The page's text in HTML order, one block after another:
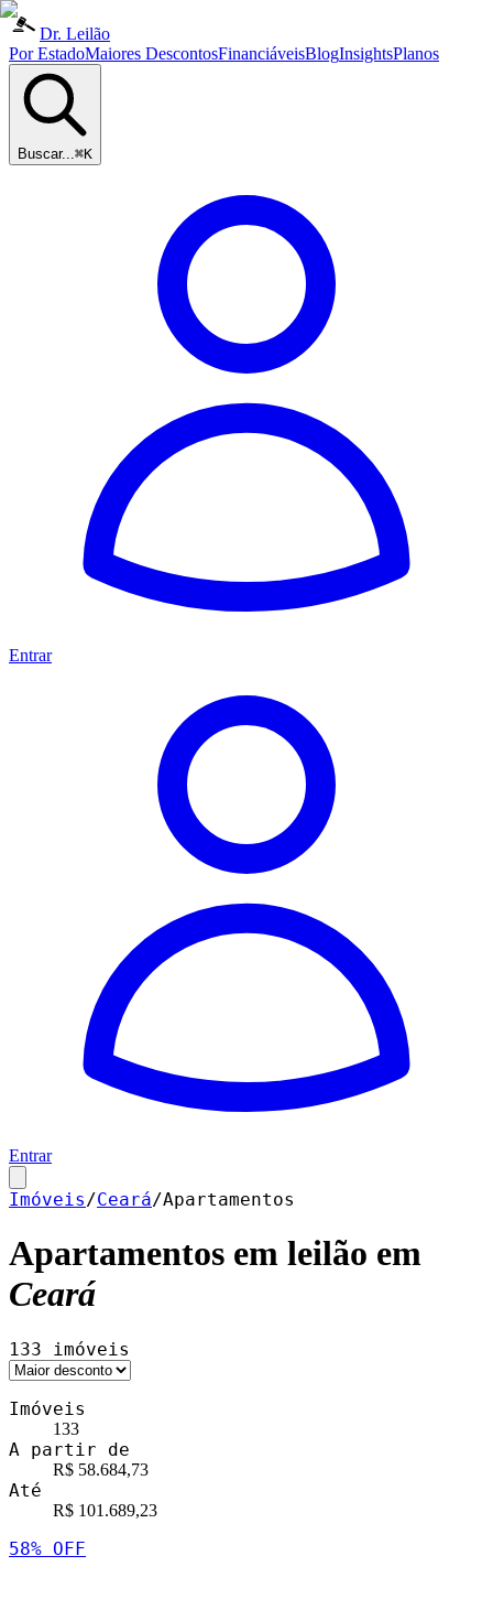
Dr. Leilão
Por EstadoMaiores DescontosFinanciáveisBlogInsightsPlanos
Buscar...⌘K
Entrar
Entrar
Imóveis/Ceará/Apartamentos
Apartamentos em leilão em
Ceará
133 imóveis
Imóveis
133
A partir de
R$ 58.684,73
Até
R$ 101.689,23
58% OFF